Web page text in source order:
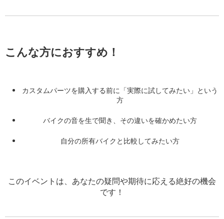
こんな方におすすめ！
カスタムパーツを購入する前に「実際に試してみたい」という
方
バイクの音を生で聞き、その違いを確かめたい方
自分の所有バイクと比較してみたい方
このイベントは、あなたの疑問や期待に応える絶好の機会
です！